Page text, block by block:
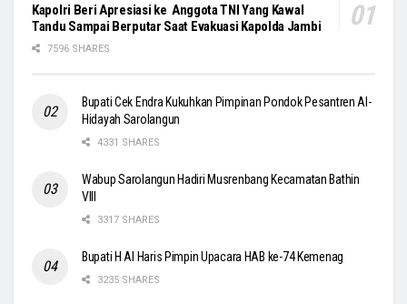
Kapolri Beri Apresiasi ke Anggota TNI Yang Kawal
Tandu Sampai Berputar Saat Evakuasi Kapolda Jambi
7596 SHARES
Bupati Cek Endra Kukuhkan Pimpinan Pondok Pesantren Al-
Hidayah Sarolangun
4331 SHARES
Wabup Sarolangun Hadiri Musrenbang Kecamatan Bathin
VIII
3317 SHARES
Bupati H Al Haris Pimpin Upacara HAB ke-74 Kemenag
3235 SHARES